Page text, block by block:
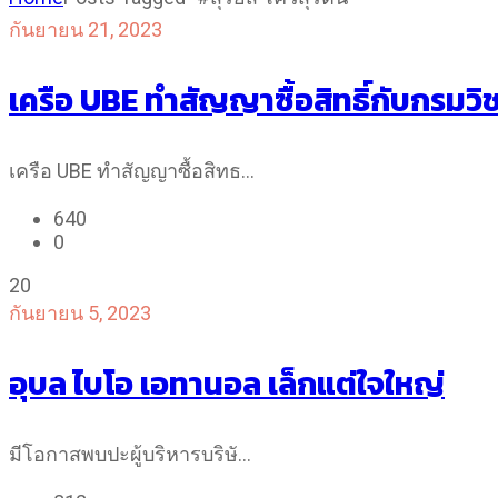
กันยายน 21, 2023
เครือ UBE ทำสัญญาซื้อสิทธิ์กับกรมวิ
เครือ UBE ทำสัญญาซื้อสิทธ…
640
0
20
กันยายน 5, 2023
อุบล ไบโอ เอทานอล เล็กแต่ใจใหญ่
มีโอกาสพบปะผู้บริหารบริษั…